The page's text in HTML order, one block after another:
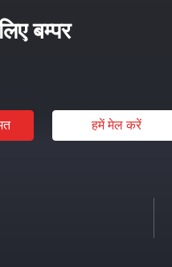
बम्पर
हमें मेल करें